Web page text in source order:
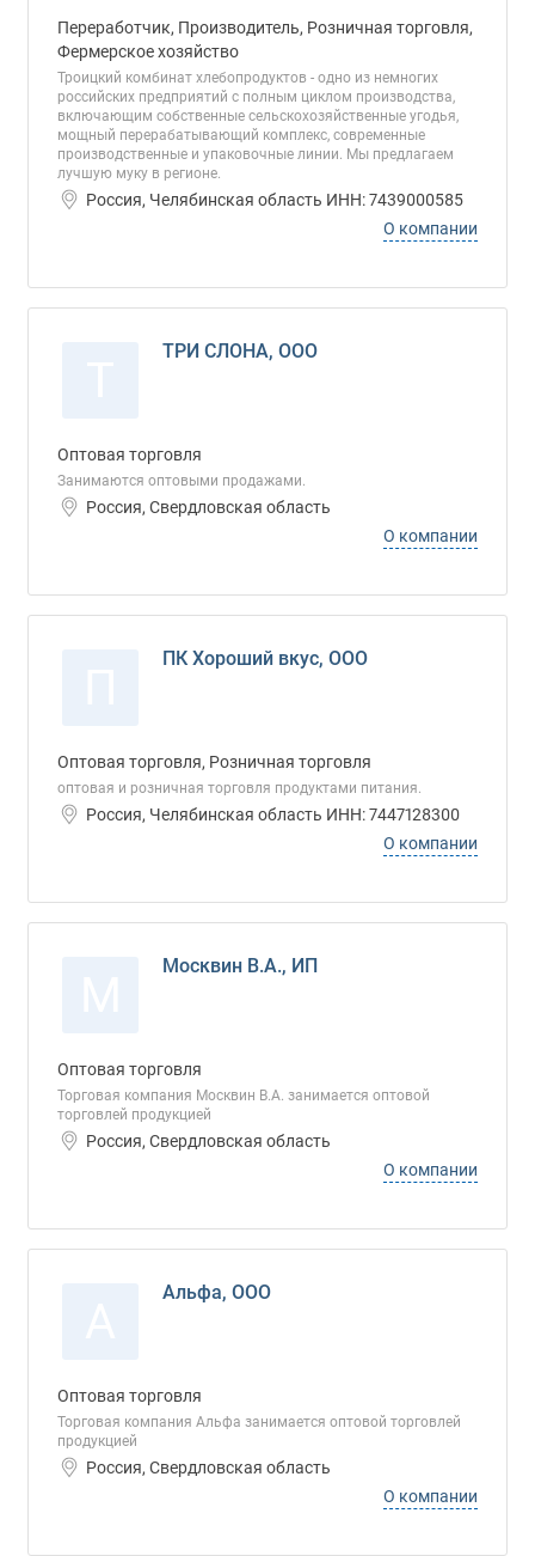
Переработчик, Производитель, Розничная торговля,
Фермерское хозяйство
Троицкий комбинат хлебопродуктов - одно из немногих
российских предприятий с полным циклом производства,
включающим собственные сельскохозяйственные угодья,
мощный перерабатывающий комплекс, современные
производственные и упаковочные линии. Мы предлагаем
лучшую муку в регионе.
Россия, Челябинская область ИНН: 7439000585
О компании
ТРИ СЛОНА, ООО
Оптовая торговля
Занимаются оптовыми продажами.
Россия, Свердловская область
О компании
ПК Хороший вкус, ООО
Оптовая торговля, Розничная торговля
оптовая и розничная торговля продуктами питания.
Россия, Челябинская область ИНН: 7447128300
О компании
Москвин В.А., ИП
Оптовая торговля
Торговая компания Москвин В.А. занимается оптовой
торговлей продукцией
Россия, Свердловская область
О компании
Альфа, ООО
Оптовая торговля
Торговая компания Альфа занимается оптовой торговлей
продукцией
Россия, Свердловская область
О компании